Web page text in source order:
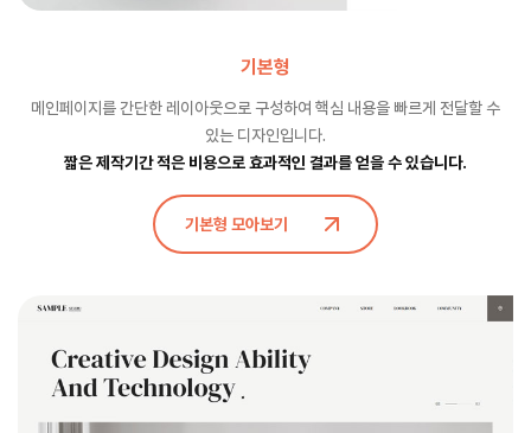
기본형
메인페이지를 간단한 레이아웃으로 구성하여 핵심 내용을 빠르게 전달할 수
있는 디자인입니다.
짧은 제작기간 적은 비용으로 효과적인 결과를 얻을 수 있습니다.
기본형 모아보기